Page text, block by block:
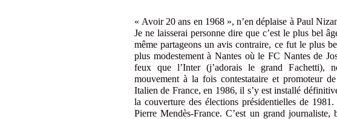
« Avoir 20 ans en 1968 », n’en déplaise à Paul
Je ne laisserai personne dire que c’est le plus bel
même partageons un avis contraire, ce fut le plus
plus modestement à Nantes où le FC Nantes de
feux que l’Inter (j’adorais le grand Fachetti),
mouvement à la fois contestataire et promoteur
Italien de France, en 1986, il s’y est installé
la couverture des élections présidentielles de
Pierre Mendès-France. C’est un grand journaliste,